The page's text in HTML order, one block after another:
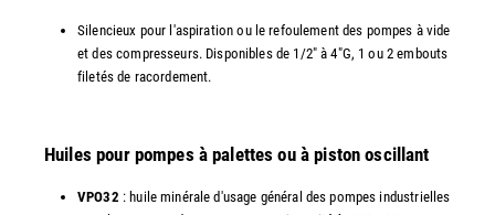
Silencieux pour l'aspiration ou le refoulement des pompes à vide
et des compresseurs. Disponibles de 1/2" à 4"G, 1 ou 2 embouts
filetés de racordement.
Huiles pour pompes à palettes ou à piston oscillant
VPO32 : huile minérale d'usage général des pompes industrielles